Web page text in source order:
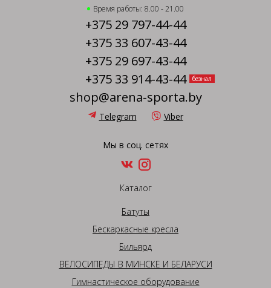
Время работы: 8.00 - 21.00
+375 29 797-44-44
+375 33 607-43-44
+375 29 697-43-44
+375 33 914-43-44
безнал
shop@arena-sporta.by
Telegram Viber
Мы в соц. сетях
Каталог
Батуты
Бескаркасные кресла
Бильярд
ВЕЛОСИПЕДЫ В МИНСКЕ И БЕЛАРУСИ
Гимнастическое оборудование